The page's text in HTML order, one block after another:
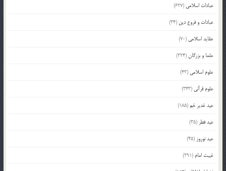
عبادات اسلامی (627)
عبادات و فروع دین (34)
عقاید اسلامی (70)
علما و بزرگان(224)
علوم اسلامی (43)
علوم قرآنی (343)
عید غدیر خم(185)
عید فطر (35)
عید نوروز (45)
غیبت امام (291)